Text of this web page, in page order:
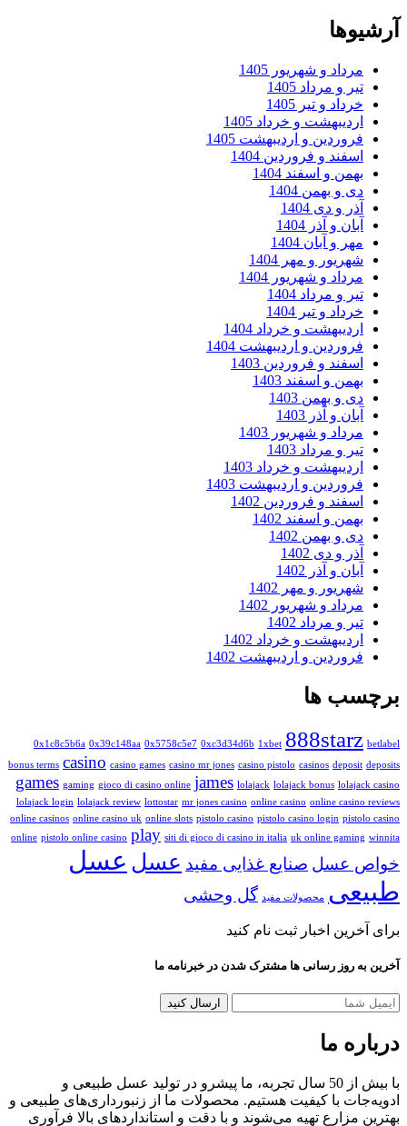
آرشیوها
مرداد و شهریور 1405
تیر و مرداد 1405
خرداد و تیر 1405
اردیبهشت و خرداد 1405
فروردین و اردیبهشت 1405
اسفند و فروردین 1404
بهمن و اسفند 1404
دی و بهمن 1404
آذر و دی 1404
آبان و آذر 1404
مهر و آبان 1404
شهریور و مهر 1404
مرداد و شهریور 1404
تیر و مرداد 1404
خرداد و تیر 1404
اردیبهشت و خرداد 1404
فروردین و اردیبهشت 1404
اسفند و فروردین 1403
بهمن و اسفند 1403
دی و بهمن 1403
آبان و آذر 1403
مرداد و شهریور 1403
تیر و مرداد 1403
اردیبهشت و خرداد 1403
فروردین و اردیبهشت 1403
اسفند و فروردین 1402
بهمن و اسفند 1402
دی و بهمن 1402
آذر و دی 1402
آبان و آذر 1402
شهریور و مهر 1402
مرداد و شهریور 1402
تیر و مرداد 1402
اردیبهشت و خرداد 1402
فروردین و اردیبهشت 1402
برچسب ها
0x1c8c5b6a 0x39c148aa 0x5758c5e7 0xc3d34d6b 1xbet 888starz betlabel
bonus terms casino casino games casino mr jones casino pistolo casinos deposit deposits
games gaming gioco di casino online james lolajack lolajack bonus lolajack casino
lolajack login lolajack review lottostar mr jones casino online casino online casino reviews
online casinos online casino uk online slots pistolo casino pistolo casino login pistolo casino
online pistolo online casino play siti di gioco di casino in italia uk online gaming winnita
خواص عسل صنایع غذایی مفید عسل عسل
طبیعی محصولات مفید گل وحشی
برای آخرین اخبار ثبت نام کنید
آخرین به روز رسانی ها مشترک شدن در خبرنامه ما
درباره ما
با بیش از 50 سال تجربه، ما پیشرو در تولید عسل طبیعی و
ادویه‌جات با کیفیت هستیم. محصولات ما از زنبورداری‌های طبیعی و
بهترین مزارع تهیه می‌شوند و با دقت و استانداردهای بالا فرآوری